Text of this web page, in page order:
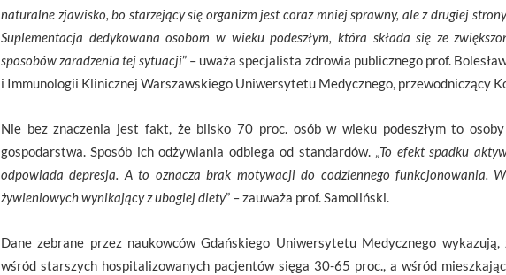
naturalne zjawisko, bo starzejący się organizm jest coraz mniej sprawny, ale z drugiej
Suplementacja dedykowana osobom w wieku podeszłym, która składa się ze
sposobów zaradzenia tej sytuacji” – uważa specjalista zdrowia publicznego prof.
i Immunologii Klinicznej Warszawskiego Uniwersytetu Medycznego, przewodniczący
Nie bez znaczenia jest fakt, że blisko 70 proc. osób w wieku podeszłym to
gospodarstwa. Sposób ich odżywiania odbiega od standardów. „To efekt spadku
odpowiada depresja. A to oznacza brak motywacji do codziennego funkcjonowania.
żywieniowych wynikający z ubogiej diety” – zauważa prof. Samoliński.
Dane zebrane przez naukowców Gdańskiego Uniwersytetu Medycznego
wśród starszych hospitalizowanych pacjentów sięga 30-65 proc., a wśród